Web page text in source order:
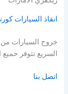
انقاذ السيارات
خروج السيارات من
السريع تتوفر حميع
اتصل بنا